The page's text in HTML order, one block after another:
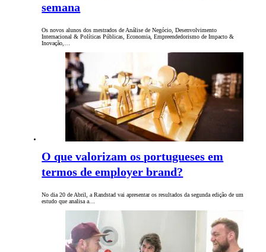
semana
Os novos alunos dos mestrados de Análise de Negócio, Desenvolvimento
Internacional & Políticas Públicas, Economia, Empreendedorismo de Impacto &
Inovação,…
O que valorizam os portugueses em
termos de employer brand?
No dia 20 de Abril, a Randstad vai apresentar os resultados da segunda edição de um
estudo que analisa a…